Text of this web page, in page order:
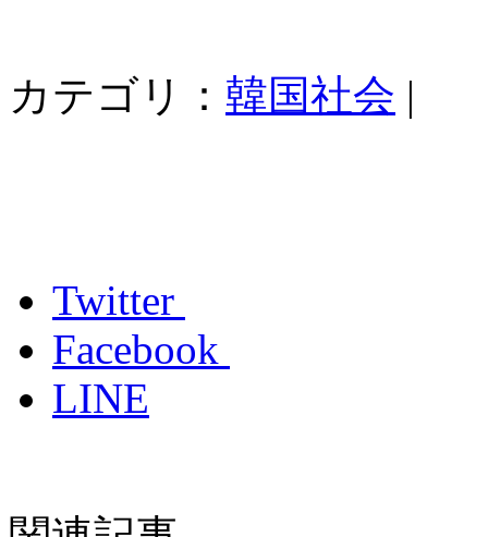
カテゴリ： 韓国社会 |
Twitter
Facebook
LINE